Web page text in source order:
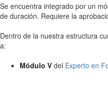
Se encuentra integrado por un
de duración. Requiere la
Dentro de la nuestra estructura
a:
Módulo V del Experto en